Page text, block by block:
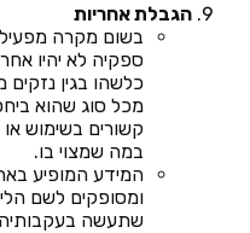
הגבלת אחריות
בשום מקרה
ספקיה לא יהיו
כלשהו בגין נזקים
מכל סוג שהוא
קשורים בשימוש
במה שמצוי בו.
המידע המופיע
ומסופקים לשם
שתעשה